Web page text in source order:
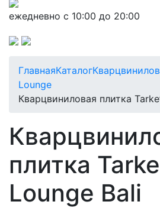
ежедневно с 10:00 до 20:00
ГлавнаяКаталог
Lounge
Кварцвиниловая плитка
плитка
Lounge Bali